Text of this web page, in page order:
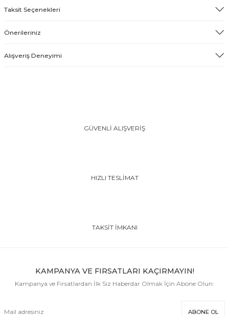
Taksit Seçenekleri
Önerileriniz
Alışveriş Deneyimi
GÜVENLİ ALIŞVERİŞ
HIZLI TESLİMAT
TAKSİT İMKANI
KAMPANYA VE FIRSATLARI KAÇIRMAYIN!
Kampanya ve Fırsatlardan İlk Siz Haberdar Olmak İçin Abone Olun:
ABONE OL